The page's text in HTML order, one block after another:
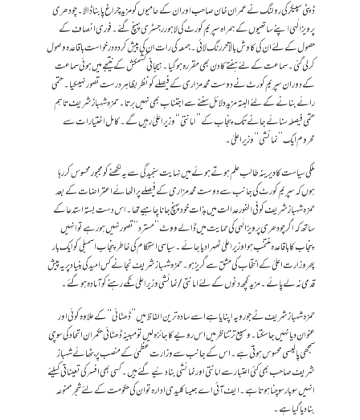
ڈپٹی سپیکر کی رولنگ نے عمران خان صاحب اور ان کے حامیوں کو مزید چراغ پا بناڈالا۔چودھری
پرویز الٰہی اپنے ساتھیوں کے ہمراہ سپریم کورٹ کی لاہور رجسٹری پہنچ گئے۔ فوری انصاف کے
حصول کے لئے ان کی کاوش بالآخر رنگ لائی۔جمعہ کی رات ان کی پیش کردہ درخواست باقاعدہ وصول
کرلی گئی۔ سماعت کے لئے ہفتے کا دن بھی مقررہ ہوگیا۔ہیجانی کشمکش کے نتیجے میں ہوئی سماعت
کے دوران سپریم کورٹ نے دوست محمد مزاری کے فیصلے کو نظر بظاہر درست تصور نہیںکیا۔حتمی
رائے بنانے کے لئے البتہ مزید دلائل سننے سے اجتناب بھی نہیں برتا۔حمزہ شہباز شریف تاہم
حتمی فیصلہ سنائے جانے تک پنجاب کے ’’امانتی‘‘ وزیر اعلیٰ رہیں گے۔کامل اختیارات سے
محروم ایک ’’نمائشی‘‘ وزیر اعلیٰ۔
ملکی سیاست کا دیرینہ طالب علم ہوتے ہوئے میں نہایت سنجیدگی سے یہ لکھنے کو مجبور محسوس کررہا
ہوں کہ سپریم کورٹ کی جانب سے دوست محمد مزاری کے فیصلے پر اٹھائے اعتراضات کے بعد
حمزہ شہباز شریف کو فی الفور عدالت میں بذات خود پہنچ جانا چاہیے تھا۔ اس دست بستہ استدعا کے
ساتھ کہ اگر چودھری پرویز الٰہی کی حمایت میں ڈالے ووٹ ’’مسترد‘‘ تصور نہیں ہورہے تو انہیں
پنجاب کا باقاعدہ منتخب ہوا وزیر اعلیٰ ٹھہرادیا جائے۔سیاسی استحکام کی خاطر پنجاب اسمبلی کو ایک بار
پھر وزارت اعلیٰ کے انتخاب کی مشق سے گریز ہو۔حمزہ شہباز شریف نجانے کس امید کی بنیاد پر یہ پیش
قدمی نہ لے پائے۔مزید کچھ دنوں کے لئے امانتی/نمائشی وزیر اعلیٰ ٹکے رہنے کو آمادہ ہوگئے۔
حمزہ شہباز شریف نے جو رویہ اپنایا ہے اسے سادہ ترین الفاظ میں ’’ڈھٹائی‘‘ کے علاوہ کوئی اور
عنوان دیا نہیں جاسکتا۔ وسیع تر تناظر میں اس رویے کا جائزہ لیں تو مبینہ ڈھٹائی حکمران اتحاد کی سوچی
سمجھی پالیسی محسوس ہوتی ہے۔اس کے جانب سے وزارت عظمیٰ کے منصب پر بٹھائے شہباز
شریف صاحب بھی کئی اعتبار سے امانتی اور نمائشی بنادئیے گئے ہیں۔کسی بھی افسر کی تعیناتی کیلئے
انہیں سو بارسوچنا ہوتا ہے۔ایف آئی اے جیسا کلیدی ادارہ تو ان کی حکومت کے لئے شجر ممنوعہ
بنادیا گیا ہے۔